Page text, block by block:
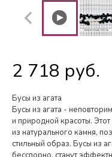
2 718 руб.
Бусы из агата
Бусы из агата -
и природной красоты.
из натурального камня,
стильный образ. Бусы из